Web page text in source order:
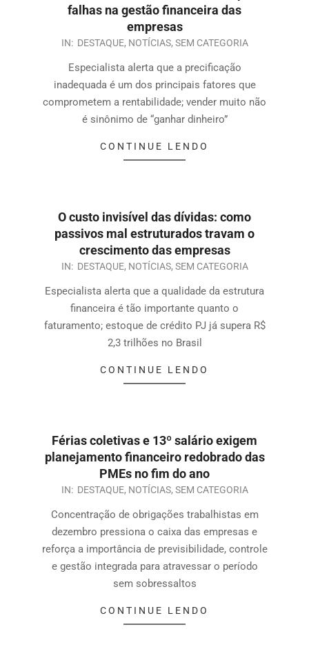
falhas na gestão financeira das
empresas
IN: DESTAQUE, NOTÍCIAS, SEM CATEGORIA
Especialista alerta que a precificação
inadequada é um dos principais fatores que
comprometem a rentabilidade; vender muito não
é sinônimo de “ganhar dinheiro”
CONTINUE LENDO
O custo invisível das dívidas: como
passivos mal estruturados travam o
crescimento das empresas
IN: DESTAQUE, NOTÍCIAS, SEM CATEGORIA
Especialista alerta que a qualidade da estrutura
financeira é tão importante quanto o
faturamento; estoque de crédito PJ já supera R$
2,3 trilhões no Brasil
CONTINUE LENDO
Férias coletivas e 13º salário exigem
planejamento financeiro redobrado das
PMEs no fim do ano
IN: DESTAQUE, NOTÍCIAS, SEM CATEGORIA
Concentração de obrigações trabalhistas em
dezembro pressiona o caixa das empresas e
reforça a importância de previsibilidade, controle
e gestão integrada para atravessar o período
sem sobressaltos
CONTINUE LENDO